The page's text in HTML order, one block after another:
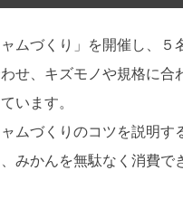
づくり」を開催し、５
せ、キズモノや規格に合
います。
ムづくりのコツを説明す
みかんを無駄なく消費で